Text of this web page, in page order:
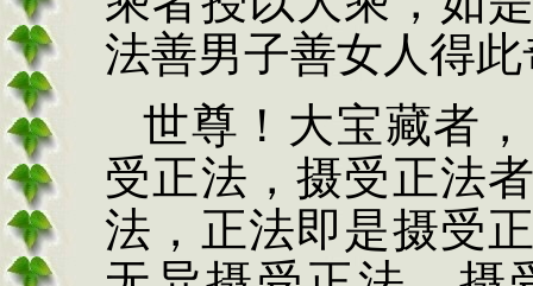
法善男子善女人得
世尊！大宝藏者
受正法，摄受正法
法，正法即是摄受